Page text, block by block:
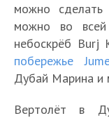
можно
можно во всей
небоскрёб Burj
побережье
Дубай Марина и
Вертолёт в